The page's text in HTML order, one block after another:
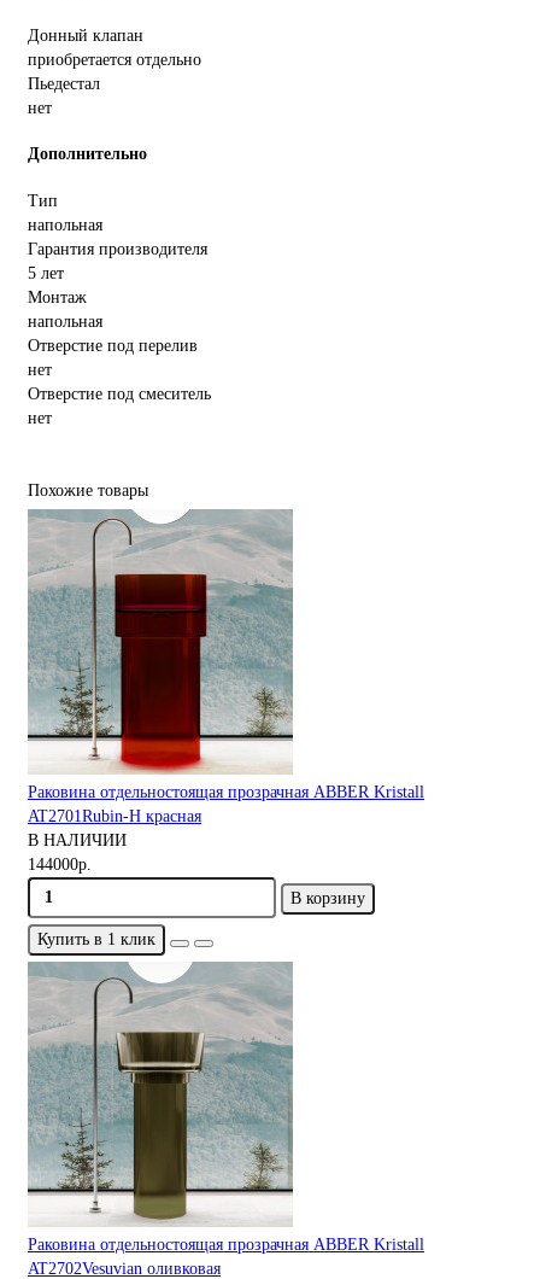
Донный клапан
приобретается отдельно
Пьедестал
нет
Дополнительно
Тип
напольная
Гарантия производителя
5 лет
Монтаж
напольная
Отверстие под перелив
нет
Отверстие под смеситель
нет
Похожие товары
Раковина отдельностоящая прозрачная ABBER Kristall
AT2701Rubin-H красная
В НАЛИЧИИ
144000р.
В корзину
Купить в 1 клик
Раковина отдельностоящая прозрачная ABBER Kristall
AT2702Vesuvian оливковая